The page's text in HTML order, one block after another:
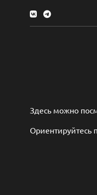
Здесь можно
Ориентируйтесь